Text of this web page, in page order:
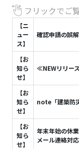
ョフ
ォ
ー
ム
ク
ン
フリックでご
【ニ
ュー
ス】
確認申請の誤
【お
知ら
せ】
≪NEWリリー
【お
知ら
せ】
note「建築防
【お
知ら
せ】
年末年始の休
メール連絡対